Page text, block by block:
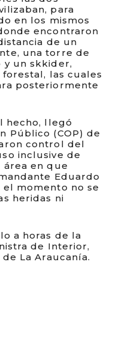
para
en los mismos
encontraron
de un
una torre de
y un skkider,
las cuales
posteriormente
hecho, llegó
Público (COP) de
control del
inclusive de
en que
Eduardo
el momento no se
heridas ni
a horas de la
de Interior,
La Araucanía.